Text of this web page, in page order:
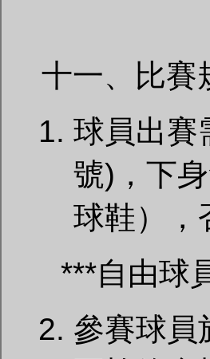
十一、比賽
球員出賽
號)，下
球鞋），
***自由球
參賽球員